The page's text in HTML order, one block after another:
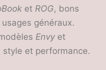
et ROG, bons
généraux.
Envyet
style et performance.